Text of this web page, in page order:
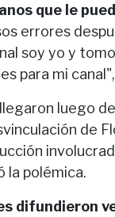
que le
errores
soy yo y
para mi
luego
de
la polémica.
difundieron